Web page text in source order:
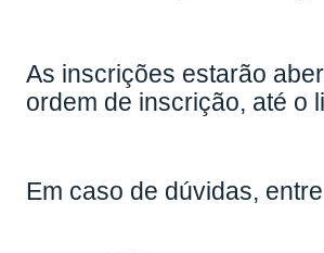
As inscrições estarão
ordem de inscrição, até o
Em caso de dúvidas,